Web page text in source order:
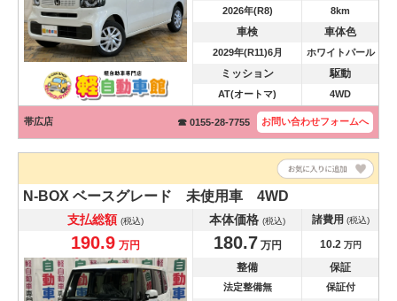
2026年(R8) 8km
車検 車体色
2029年(R11)6月 ホワイトパール
ミッション 駆動
AT(オートマ) 4WD
帯広店 ☎ 0155-28-7755 お問い合わせフォームへ
N-BOX ベースグレード 未使用車 4WD
支払総額 (税込) 本体価格 (税込) 諸費用 (税込)
190.9 万円 180.7 万円 10.2 万円
整備 保証
法定整備無 保証付